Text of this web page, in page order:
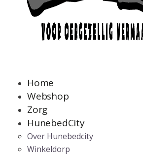
Home
Webshop
Zorg
HunebedCity
Over Hunebedcity
Winkeldorp